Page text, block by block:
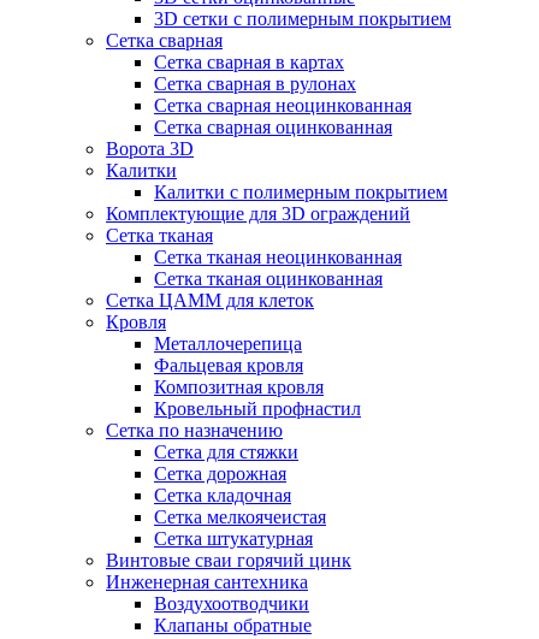
3D сетки с полимерным покрытием
Сетка сварная
Сетка сварная в картах
Сетка сварная в рулонах
Сетка сварная неоцинкованная
Сетка сварная оцинкованная
Ворота 3D
Калитки
Калитки с полимерным покрытием
Комплектующие для 3D ограждений
Сетка тканая
Сетка тканая неоцинкованная
Сетка тканая оцинкованная
Сетка ЦАММ для клеток
Кровля
Металлочерепица
Фальцевая кровля
Композитная кровля
Кровельный профнастил
Сетка по назначению
Сетка для стяжки
Сетка дорожная
Сетка кладочная
Сетка мелкоячеистая
Сетка штукатурная
Винтовые сваи горячий цинк
Инженерная сантехника
Воздухоотводчики
Клапаны обратные